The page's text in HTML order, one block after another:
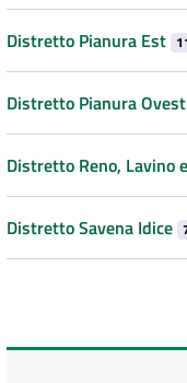
Distretto Pianura Est
Distretto Pianura Ovest
Distretto Reno, Lavino
Distretto Savena Idice